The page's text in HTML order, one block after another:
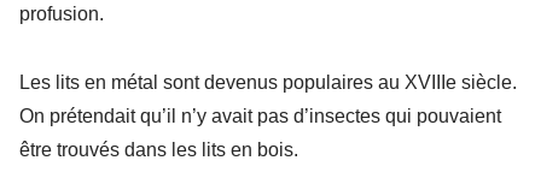
profusion.
Les lits en métal sont devenus populaires au XVIIIe siècle.
On prétendait qu’il n’y avait pas d’insectes qui pouvaient
être trouvés dans les lits en bois.